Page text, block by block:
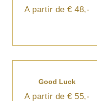
A partir de € 48,-
Good Luck
A partir de € 55,-